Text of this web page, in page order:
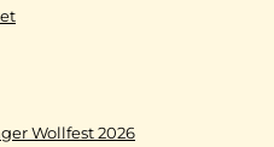
Wollfest 2026